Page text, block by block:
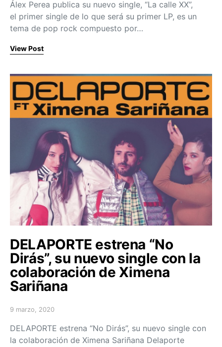
Álex Perea publica su nuevo single, “La calle XX”,
el primer single de lo que será su primer LP, es un
tema de pop rock compuesto por…
View Post
DELAPORTE estrena “No
Dirás”, su nuevo single con la
colaboración de Ximena
Sariñana
Posted on
9 marzo, 2020
DELAPORTE estrena “No Dirás”, su nuevo single con
la colaboración de Ximena Sariñana Delaporte